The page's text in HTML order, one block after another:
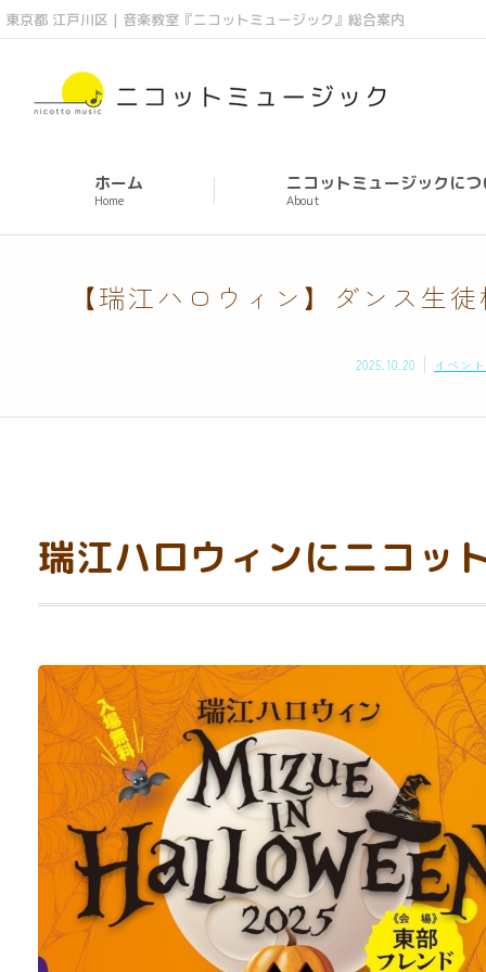
東京都 江戸川区 | 音楽教室『ニコットミュージック』総合案内
ホーム
Home
ニコットミュージックに
About
【瑞江ハロウィン】ダンス生
2025.10.20 イベント
瑞江ハロウィンにニコッ